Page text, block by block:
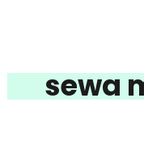
sewa